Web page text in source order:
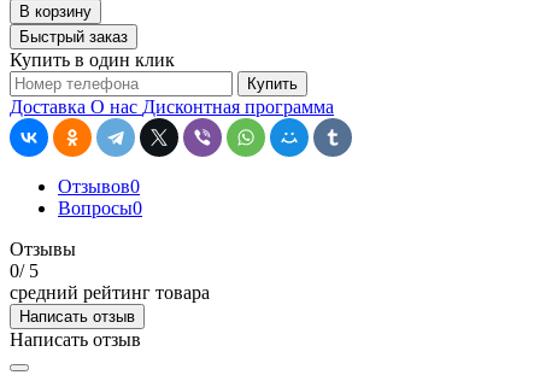
В корзину
Быстрый заказ
Купить в один клик
Купить
Доставка О нас Дисконтная программа
Отзывов0
Вопросы0
Отзывы
0/ 5
средний рейтинг товара
Написать отзыв
Написать отзыв